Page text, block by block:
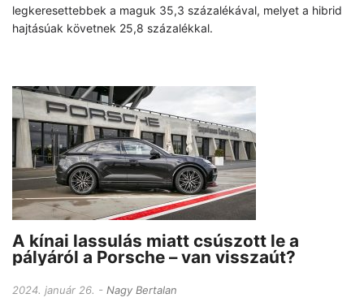
legkeresettebbek a maguk 35,3 százalékával, melyet a hibrid
hajtásúak követnek 25,8 százalékkal.
A kínai lassulás miatt csúszott le a
pályáról a Porsche – van visszaút?
2024. január 26.
Nagy Bertalan